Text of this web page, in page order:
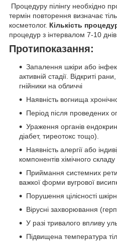
Процедуру пілінгу необхідно
термін повторення визначає
косметолог. Кількість
процедур з інтервалом 7-10 днів
Протипоказання:
Запалення шкіри або
активній стадії. Відкриті
гнійники на обличчі
Наявність вогнища
Період після проведених
Ураження органів
діабет, тиреотокс тощо).
Наявність алергії або
компонентів хімічного складу
Приймання системних
важкої форми вугрової
Порушення цілісності
Вірусні захворювання
У разі тривалого впливу
Підвищена температура